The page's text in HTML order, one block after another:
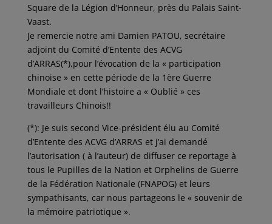
Square de la Légion d’Honneur, près du Palais Saint-
Vaast.
Je remercie notre ami Damien PATOU, secrétaire
adjoint du Comité d’Entente des ACVG
d’ARRAS(*),pour l’évocation de la « participation
chinoise » en cette période de la 1ère Guerre
Mondiale et dont l’histoire a « Oublié » ces
travailleurs Chinois!!
(*): Je suis second Vice-président élu au Comité
d’Entente des ACVG d’ARRAS et j’ai demandé
l’autorisation ( à l’auteur) de diffuser ce reportage à
tous le Pupilles de la Nation et Orphelins de Guerre
de la Fédération Nationale (FNAPOG) et leurs
sympathisants, car nous partageons le « souvenir de
la mémoire patriotique ».